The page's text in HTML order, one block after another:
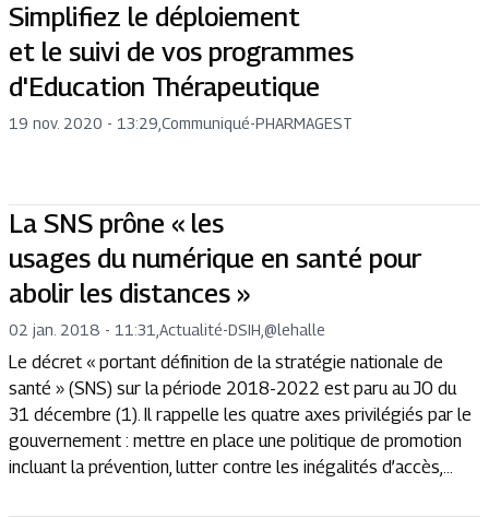
Simplifiez le déploiement
et le suivi de vos programmes
d'Education Thérapeutique
19 nov. 2020 - 13:29 Communiqué-PHARMAGEST
La SNS prône « les
usages du numérique en santé pour
abolir les distances »
02 jan. 2018 - 11:31 Actualité-DSIH,@lehalle
Le décret « portant définition de la stratégie nationale de
santé » (SNS) sur la période 2018-2022 est paru au JO du
31 décembre (1). Il rappelle les quatre axes privilégiés par le
gouvernement : mettre en place une politique de promotion
incluant la prévention, lutter contre les inégalités d’accès,...